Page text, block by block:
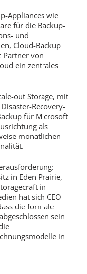
Appliances wie
für die Backup-
und
Cloud-Backup
Partner von
ein zentrales
out Storage, mit
Recovery-
für Microsoft
als
monatlichen
in Eden Prairie,
in
hat sich CEO
die formale
sein
in